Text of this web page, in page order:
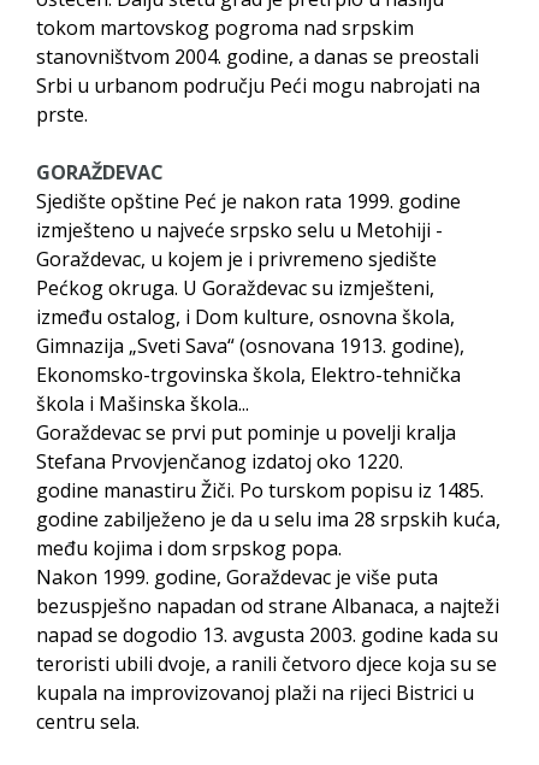
tokom martovskog pogroma nad srpskim
stanovništvom 2004. godine, a danas se preostali
Srbi u urbanom području Peći mogu nabrojati na
prste.
GORAŽDEVAC
Sjedište opštine Peć je nakon rata 1999. godine
izmješteno u najveće srpsko selu u Metohiji -
Goraždevac, u kojem je i privremeno sjedište
Pećkog okruga. U Goraždevac su izmješteni,
između ostalog, i Dom kulture, osnovna škola,
Gimnazija „Sveti Sava“ (osnovana 1913. godine),
Ekonomsko-trgovinska škola, Elektro-tehnička
škola i Mašinska škola...
Goraždevac se prvi put pominje u povelji kralja
Stefana Prvovjenčanog izdatoj oko 1220.
godine manastiru Žiči. Po turskom popisu iz 1485.
godine zabilježeno je da u selu ima 28 srpskih kuća,
među kojima i dom srpskog popa.
Nakon 1999. godine, Goraždevac je više puta
bezuspješno napadan od strane Albanaca, a najteži
napad se dogodio 13. avgusta 2003. godine kada su
teroristi ubili dvoje, a ranili četvoro djece koja su se
kupala na improvizovanoj plaži na rijeci Bistrici u
centru sela.